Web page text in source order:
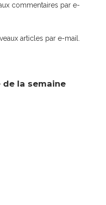
commentaires par e-
articles par e-mail.
la semaine